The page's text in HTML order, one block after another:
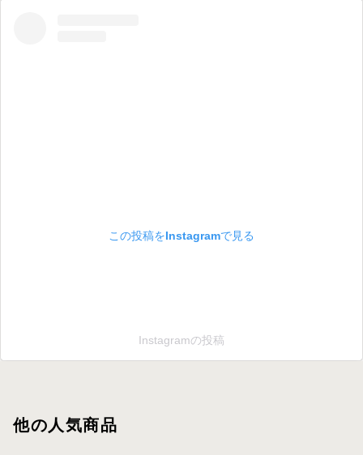
この投稿をInstagramで見る
Instagramの投稿
他の人気商品